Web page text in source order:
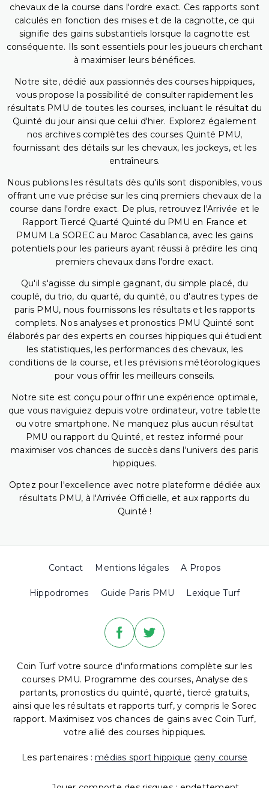
chevaux de la course dans l'ordre exact. Ces rapports sont
calculés en fonction des mises et de la cagnotte, ce qui
signifie des gains substantiels lorsque la cagnotte est
conséquente. Ils sont essentiels pour les joueurs cherchant
à maximiser leurs bénéfices.
Notre site, dédié aux passionnés des courses hippiques,
vous propose la possibilité de consulter rapidement les
résultats PMU de toutes les courses, incluant le résultat du
Quinté du jour ainsi que celui d'hier. Explorez également
nos archives complètes des courses Quinté PMU,
fournissant des détails sur les chevaux, les jockeys, et les
entraîneurs.
Nous publions les résultats dès qu'ils sont disponibles, vous
offrant une vue précise sur les cinq premiers chevaux de la
course dans l'ordre exact. De plus, retrouvez l'Arrivée et le
Rapport Tiercé Quarté Quinté du PMU en France et
PMUM La SOREC au Maroc Casablanca, avec les gains
potentiels pour les parieurs ayant réussi à prédire les cinq
premiers chevaux dans l'ordre exact.
Qu'il s'agisse du simple gagnant, du simple placé, du
couplé, du trio, du quarté, du quinté, ou d'autres types de
paris PMU, nous fournissons les résultats et les rapports
complets. Nos analyses et pronostics PMU Quinté sont
élaborés par des experts en courses hippiques qui étudient
les statistiques, les performances des chevaux, les
conditions de la course, et les prévisions météorologiques
pour vous offrir les meilleurs conseils.
Notre site est conçu pour offrir une expérience optimale,
que vous naviguiez depuis votre ordinateur, votre tablette
ou votre smartphone. Ne manquez plus aucun résultat
PMU ou rapport du Quinté, et restez informé pour
maximiser vos chances de succès dans l'univers des paris
hippiques.
Optez pour l'excellence avec notre plateforme dédiée aux
résultats PMU, à l'Arrivée Officielle, et aux rapports du
Quinté !
Contact Mentions légales A Propos
Hippodromes Guide Paris PMU Lexique Turf
Coin Turf votre source d'informations complète sur les
courses PMU. Programme des courses, Analyse des
partants, pronostics du quinté, quarté, tiercé gratuits,
ainsi que les résultats et rapports turf, y compris le Sorec
rapport. Maximisez vos chances de gains avec Coin Turf,
votre allié des courses hippiques.
Les partenaires : médias sport hippique geny course